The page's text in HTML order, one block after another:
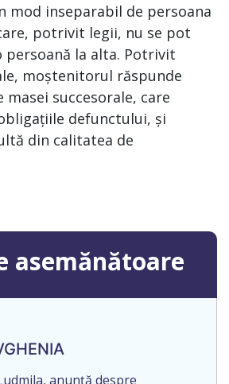
mod inseparabil de persoana
potrivit legii, nu se pot
persoană la alta. Potrivit
moștenitorul răspunde
succesorale, care
defunctului, și
din calitatea de
asemănătoare
anunță despre